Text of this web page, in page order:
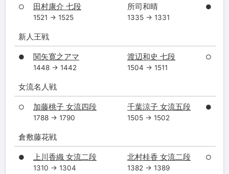
○ 田村康介 七段
1521 → 1525
所司和晴
1335 → 1331
●
新人王戦
● 関矢寛之アマ
1448 → 1442
渡辺和史 七段
1504 → 1511
○
女流名人戦
○ 加藤桃子 女流四段
1788 → 1790
千葉涼子 女流五段
1505 → 1502
●
倉敷藤花戦
● 上川香織 女流二段
1310 → 1304
北村桂香 女流二段
1382 → 1389
○